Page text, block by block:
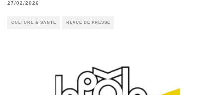
27/02/2026
CULTURE & SANTÉ REVUE DE PRESSE